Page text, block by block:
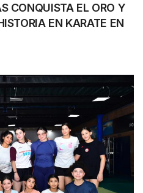
CONQUISTA EL ORO Y
EN KARATE EN